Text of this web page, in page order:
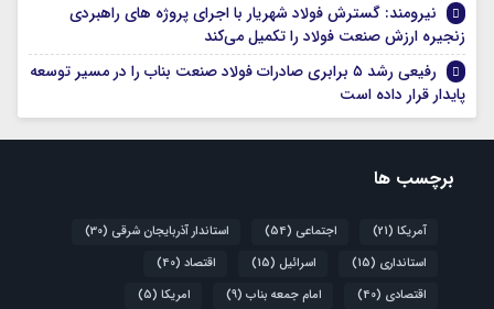
نیرومند: گسترش فولاد شهریار با اجرای پروژه های راهبردی
زنجیره ارزش صنعت فولاد را تکمیل می‌کند
رفیعی رشد ۵ برابری صادرات فولاد صنعت بناب را در مسیر توسعه
پایدار قرار داده است
برچسب ها
آمریکا (21) اجتماعی (54) استاندار آذربایجان شرقی (30)
استانداری (15) اسرائیل (15) اقتصاد (40)
اقتصادی (40) امام جمعه بناب (9) امریکا (5)